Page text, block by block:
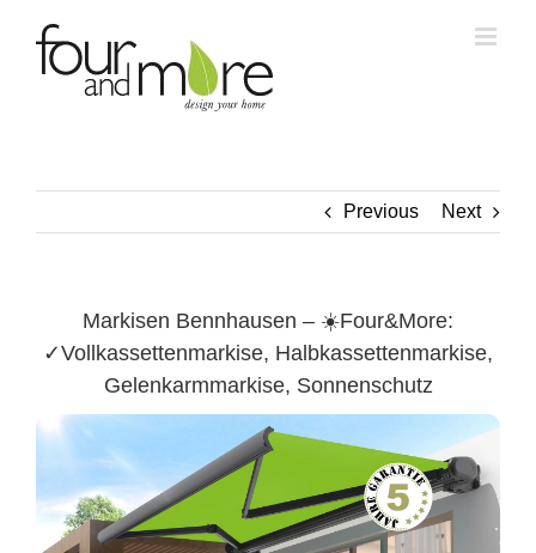
content
Previous Next
Markisen Bennhausen – ☀️Four&More:
✓Vollkassettenmarkise, Halbkassettenmarkise,
Gelenkarmmarkise, Sonnenschutz